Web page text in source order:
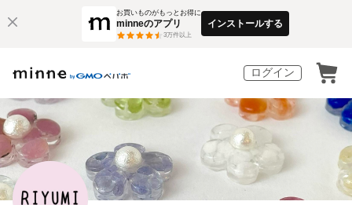
お買いものがもっとお得に
minneのアプリ
3万件以上
インストールする
ログイン